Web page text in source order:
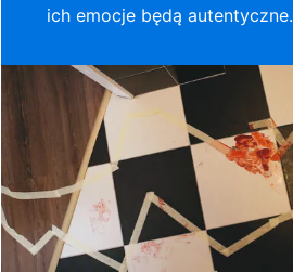
ich emocje będą autentyczne.